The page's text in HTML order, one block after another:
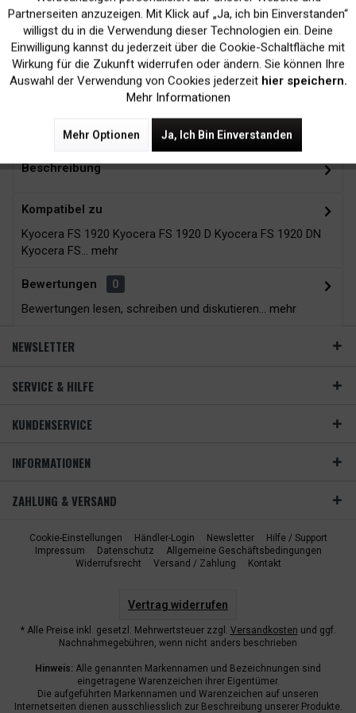
Kein Verlust der
Druckergarantie
Versand innerhalb von
24H*
Zubehör
Beschreibung
Kompatibel zu
Kyocera FS 1920 Kyocera FS 1920 D Kyocera FS 1920 DN
Kyocera FS... mehr
Bewertungen
0
Bewertungen lesen, schreiben und diskutieren... mehr
NEWSLETTER
SERVICE & HILFE
KUNDENSERVICE
INFORMATIONEN
ZAHLUNG & VERSAND
Cookie-Einstellungen Händler-Login Newsletter
Hilfe / Support
Impressum
Datenschutz
Allgemeine Geschäftsbedingungen
Widerrufsrecht
Versand / Zahlung Kontakt
Vertrag widerrufen
* Alle Preise inkl. gesetzl. Mehrwertsteuer zzgl. Versandkosten und ggf.
Nachnahmegebühren, wenn nicht anders beschrieben
Hinweis: Alle genannten Markennamen und Bezeichnungen sind
eingetragene Warenzeichen ihrer Eigentümer.
Die aufgeführten Markennamen und Warenzeichen auf unseren
Internetseiten dienen ausschliesslich zur Beschreibung unserer Produkte.
Marketing Inaktiv
Tracking Inaktiv
Partnerseiten anzuzeigen. Mit Klick auf „Ja, ich bin Einverstanden“
willigst du in die Verwendung dieser Technologien ein. Deine
Einwilligung kannst du jederzeit über die Cookie-Schaltfläche mit
Wirkung für die Zukunft widerrufen oder ändern. Sie können Ihre
Auswahl der Verwendung von Cookies jederzeit hier speichern.
Mehr Informationen
Mehr Optionen Ja, Ich Bin Einverstanden